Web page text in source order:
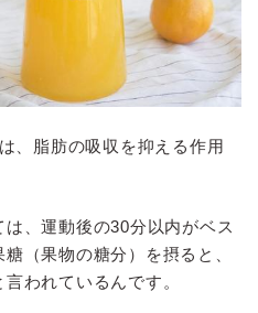
、脂肪の吸収を抑える作用
、運動後の30分以内がベス
（果物の糖分）を摂ると、
われているんです。